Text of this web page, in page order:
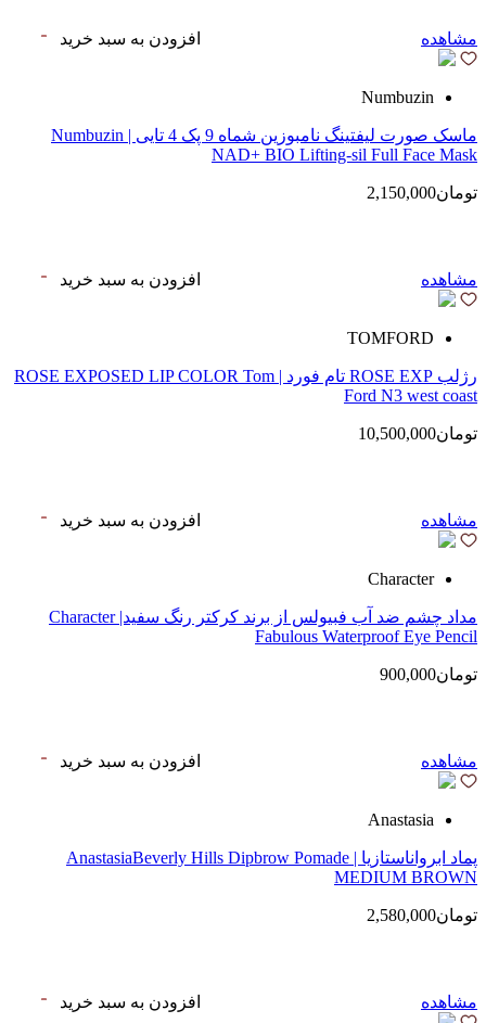
مشاهده افزودن به سبد خرید
Numbuzin
ماسک صورت لیفتینگ نامبوزین شماه 9 پک 4 تایی | Numbuzin
NAD+ BIO Lifting-sil Full Face Mask
تومان2,150,000
مشاهده افزودن به سبد خرید
TOMFORD
رژلب ROSE EXP تام فورد | ROSE EXPOSED LIP COLOR Tom
Ford N3 west coast
تومان10,500,000
مشاهده افزودن به سبد خرید
Character
مداد چشم ضد آب فبیولس از برند کرکتر رنگ سفید| Character
Fabulous Waterproof Eye Pencil
تومان900,000
مشاهده افزودن به سبد خرید
Anastasia
پماد ابرواناستازیا | AnastasiaBeverly Hills Dipbrow Pomade
MEDIUM BROWN
تومان2,580,000
مشاهده افزودن به سبد خرید